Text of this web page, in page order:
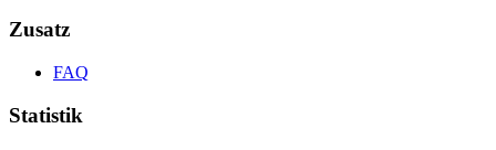
Zusatz
FAQ
Statistik